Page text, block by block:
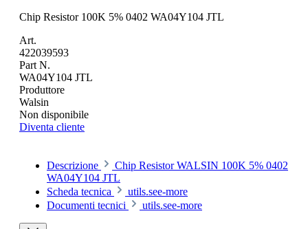
Chip Resistor 100K 5% 0402 WA04Y104 JTL
Art.
422039593
Part N.
WA04Y104 JTL
Produttore
Walsin
Non disponibile
Diventa cliente
Descrizione
Chip Resistor WALSIN 100K 5% 0402
WA04Y104 JTL
Scheda tecnica
utils.see-more
Documenti tecnici
utils.see-more